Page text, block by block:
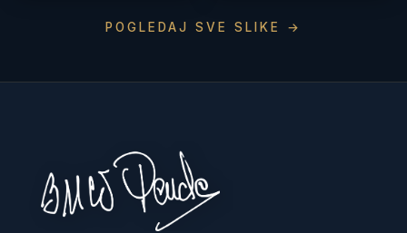
POGLEDAJ SVE SLIKE →